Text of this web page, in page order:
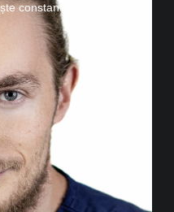
constant cazuri clinice